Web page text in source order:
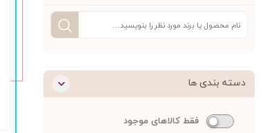
دسته بندی ها
فقط کالاهای موجود